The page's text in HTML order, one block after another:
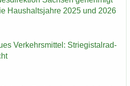
Haus­halts­jah­re 2025 und 2026
Ver­kehrs­mit­tel: Strie­gi­st­al­rad­